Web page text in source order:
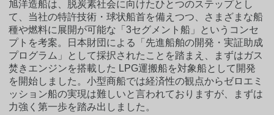
旭洋造船は、脱炭素社会に向けたひとつのステップとし
て、当社の特許技術・球状船首を備えつつ、さまざまな船
種や燃料に展開が可能な「3セグメント船」というコンセ
プトを考案。日本財団による「先進船舶の開発・実証助成
プログラム」として採択されたことを踏まえ、まずはガス
焚きエンジンを搭載した LPG運搬船を対象船として開発
を開始しました。小型商船では経済性の観点からゼロエミ
ッション船の実現は難しいと言われておりますが、まずは
力強く第一歩を踏み出しました。